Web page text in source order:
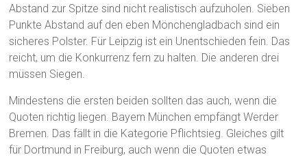
Abstand zur Spitze sind nicht realistisch aufzuholen. Sieben
Punkte Abstand auf den eben Mönchengladbach sind ein
sicheres Polster. Für Leipzig ist ein Unentschieden fein. Das
reicht, um die Konkurrenz fern zu halten. Die anderen drei
müssen Siegen.
Mindestens die ersten beiden sollten das auch, wenn die
Quoten richtig liegen. Bayern München empfängt Werder
Bremen. Das fällt in die Kategorie Pflichtsieg. Gleiches gilt
für Dortmund in Freiburg, auch wenn die Quoten etwas